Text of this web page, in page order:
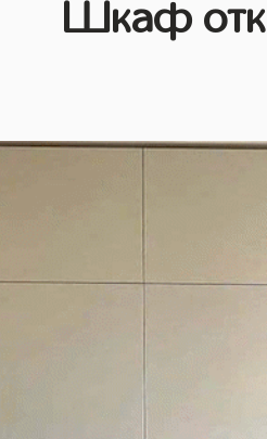
Шкаф